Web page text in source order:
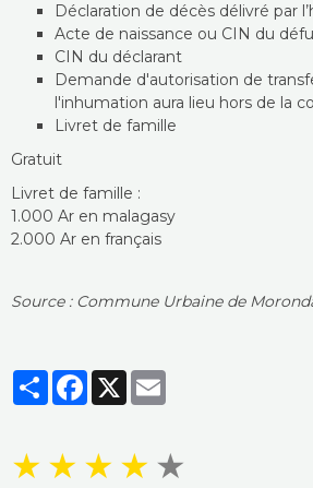
Déclaration de décès délivré par
Acte de naissance ou CIN du
CIN du déclarant
Demande d'autorisation de
l'inhumation aura lieu hors de la
Livret de famille
Gratuit
Livret de famille :
1.000 Ar en malagasy
2.000 Ar en français
Source : Commune Urbaine de
PartagerFacebook
X
★ ★ ★ ★ ★